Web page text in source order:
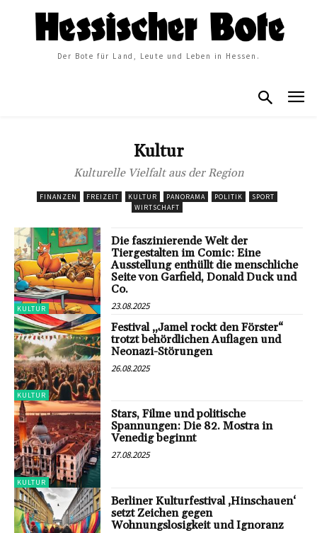
Der Bote für Land, Leute und Leben in Hessen.
Kultur
Kulturelle Vielfalt aus der Region
FINANZEN FREIZEIT KULTUR PANORAMA POLITIK
SPORT
WIRTSCHAFT
KULTUR
Die faszinierende Welt der
Tiergestalten im Comic: Eine
Ausstellung enthüllt die menschliche
Seite von Garfield, Donald Duck und
Co.
23.08.2025
KULTUR
Festival „Jamel rockt den Förster“
trotzt behördlichen Auflagen und
Neonazi-Störungen
26.08.2025
KULTUR
Stars, Filme und politische
Spannungen: Die 82. Mostra in
Venedig beginnt
27.08.2025
Berliner Kulturfestival ‚Hinschauen‘
setzt Zeichen gegen
Wohnungslosigkeit und Ignoranz